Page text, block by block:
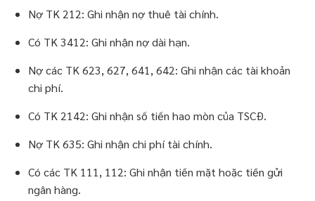
Nợ TK 212: Ghi nhận nợ thuê tài chính.
Có TK 3412: Ghi nhận nợ dài hạn.
Nợ các TK 623, 627, 641, 642: Ghi nhận các tài khoản
chi phí.
Có TK 2142: Ghi nhận số tiền hao mòn của TSCĐ.
Nợ TK 635: Ghi nhận chi phí tài chính.
Có các TK 111, 112: Ghi nhận tiền mặt hoặc tiền gửi
ngân hàng.